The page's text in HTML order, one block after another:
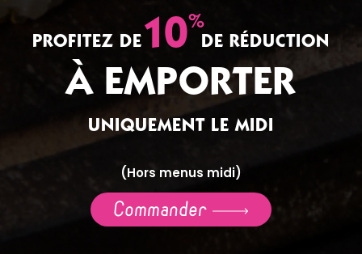
PROFITEZ DE10%
DE RÉDUCTION
À EMPORTER
UNIQUEMENT LE MIDI
(Hors menus midi)
Commander